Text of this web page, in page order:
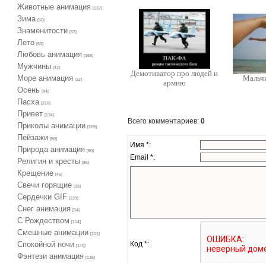
Животные анимация [137]
Зима [60]
Знаменитости [62]
Лето [53]
Любовь анимация [165]
Мужчины [42]
Море анимация [32]
Осень [84]
Пасха [210]
Привет [134]
Приколы анимации [269]
Пейзажи [50]
Природа анимация [90]
Религия и кресты [86]
Крещение [45]
Свечи горящие [39]
Сердечки GIF [129]
Снег анимация [54]
С Рождеством [114]
Смешные анимации [101]
Спокойной ночи [140]
Фэнтези анимация [135]
Демотиватор про людей и
армию
Всего комментариев: 0
Имя *:
Email *:
Код *: